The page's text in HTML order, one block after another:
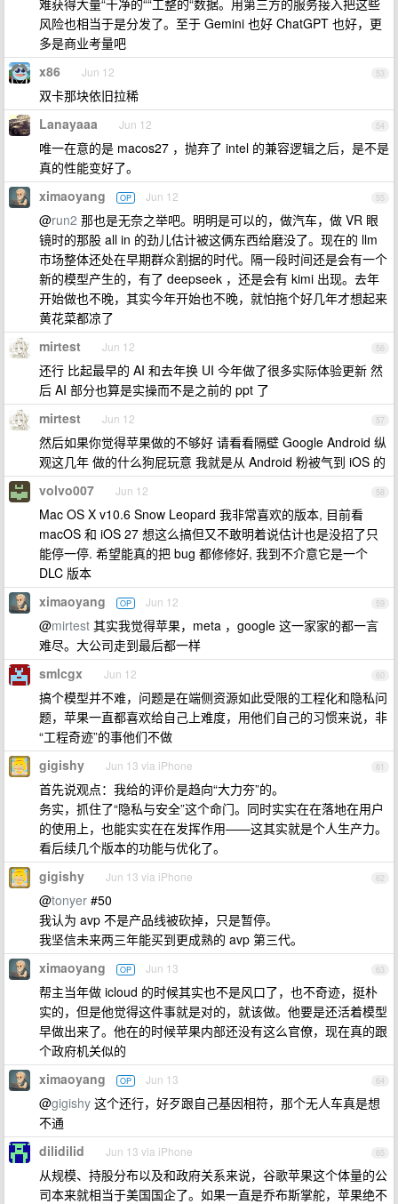
难获得大量“干净的““工整的“数据。用第三方的服务接入把这些
风险也相当于是分发了。至于 Gemini 也好 ChatGPT 也好，更
多是商业考量吧
53
x86 Jun 12
双卡那块依旧拉稀
54
Lanayaaa Jun 12
唯一在意的是 macos27 ，抛弃了 intel 的兼容逻辑之后，是不是
真的性能变好了。
55
ximaoyang OP Jun 12
@run2 那也是无奈之举吧。明明是可以的，做汽车，做 VR 眼
镜时的那股 all in 的劲儿估计被这俩东西给磨没了。现在的 llm
市场整体还处在早期群众割据的时代。隔一段时间还是会有一个
新的模型产生的，有了 deepseek ，还是会有 kimi 出现。去年
开始做也不晚，其实今年开始也不晚，就怕拖个好几年才想起来
黄花菜都凉了
56
mirtest Jun 12
还行 比起最早的 AI 和去年换 UI 今年做了很多实际体验更新 然
后 AI 部分也算是实操而不是之前的 ppt 了
57
mirtest Jun 12
然后如果你觉得苹果做的不够好 请看看隔壁 Google Android 纵
观这几年 做的什么狗屁玩意 我就是从 Android 粉被气到 iOS 的
58
volvo007 Jun 12
Mac OS X v10.6 Snow Leopard 我非常喜欢的版本, 目前看
macOS 和 iOS 27 想这么搞但又不敢明着说估计也是没招了只
能停一停. 希望能真的把 bug 都修修好, 我到不介意它是一个
DLC 版本
59
ximaoyang OP Jun 12
@mirtest 其实我觉得苹果，meta ，google 这一家家的都一言
难尽。大公司走到最后都一样
60
smlcgx Jun 12
搞个模型并不难，问题是在端侧资源如此受限的工程化和隐私问
题，苹果一直都喜欢给自己上难度，用他们自己的习惯来说，非
“工程奇迹”的事他们不做
61
gigishy Jun 13 via iPhone
首先说观点：我给的评价是趋向“大力夯”的。
务实，抓住了“隐私与安全”这个命门。同时实实在在落地在用户
的使用上，也能实实在在发挥作用——这其实就是个人生产力。
看后续几个版本的功能与优化了。
62
gigishy Jun 13 via iPhone
@tonyer #50
我认为 avp 不是产品线被砍掉，只是暂停。
我坚信未来两三年能买到更成熟的 avp 第三代。
63
ximaoyang OP Jun 13
帮主当年做 icloud 的时候其实也不是风口了，也不奇迹，挺朴
实的，但是他觉得这件事就是对的，就该做。他要是还活着模型
早做出来了。他在的时候苹果内部还没有这么官僚，现在真的跟
个政府机关似的
64
ximaoyang OP Jun 13
@gigishy 这个还行，好歹跟自己基因相符，那个无人车真是想
不通
65
dilidilid Jun 13 via iPhone
从规模、持股分布以及和政府关系来说，谷歌苹果这个体量的公
司本来就相当于美国国企了。如果一直是乔布斯掌舵，苹果绝不